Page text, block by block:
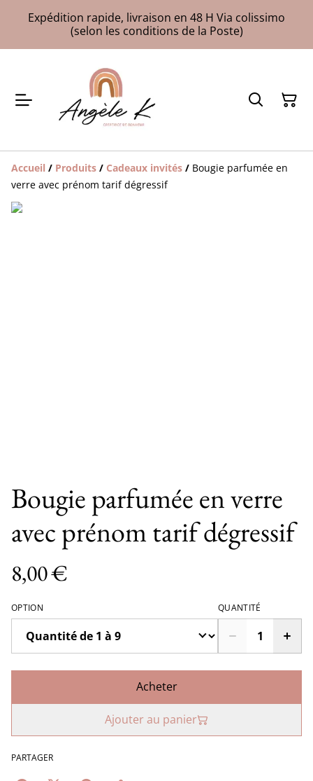
Expédition rapide, livraison en 48 H Via colissimo
(selon les conditions de la Poste)
Accueil / Produits / Cadeaux invités / Bougie parfumée en
verre avec prénom tarif dégressif
Bougie parfumée en verre
avec prénom tarif dégressif
8,00 €
OPTION QUANTITÉ
Acheter
Ajouter au panier
PARTAGER